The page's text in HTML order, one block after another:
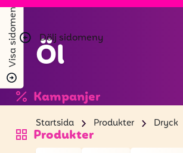
Dölj sidomeny
Kampanjer
Produkter
Visa sidomeny Öl
Startsida Produkter Dryck